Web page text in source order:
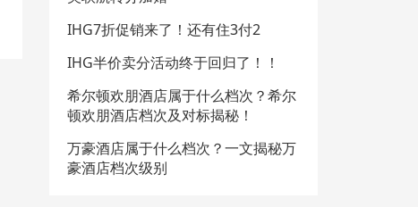
IHG7折促销来了！还有住3付2
IHG半价卖分活动终于回归了！！
希尔顿欢朋酒店属于什么档次？希尔
顿欢朋酒店档次及对标揭秘！
万豪酒店属于什么档次？一文揭秘万
豪酒店档次级别